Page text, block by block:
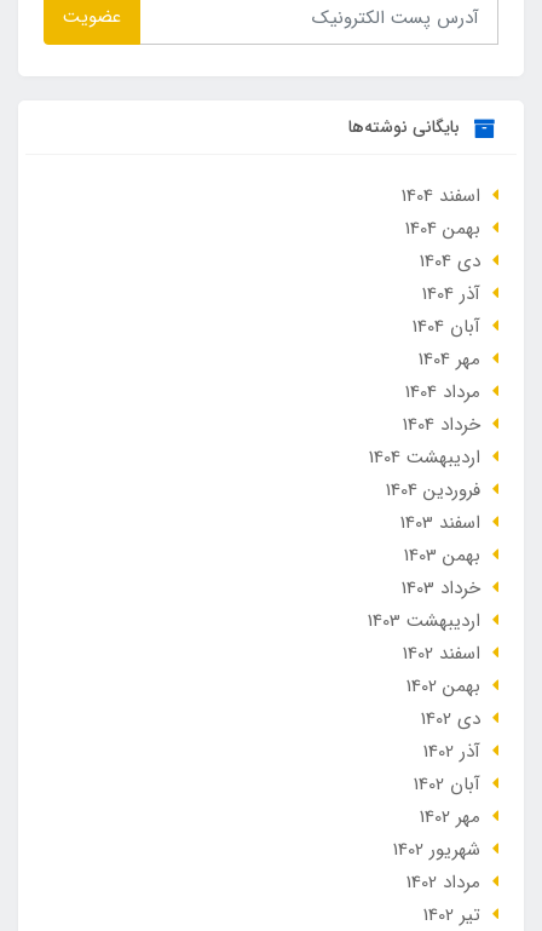
عضویت
بایگانی نوشته‌ها
اسفند 1404
بهمن 1404
دی 1404
آذر 1404
آبان 1404
مهر 1404
مرداد 1404
خرداد 1404
ارديبهشت 1404
فروردین 1404
اسفند 1403
بهمن 1403
خرداد 1403
ارديبهشت 1403
اسفند 1402
بهمن 1402
دی 1402
آذر 1402
آبان 1402
مهر 1402
شهریور 1402
مرداد 1402
تير 1402